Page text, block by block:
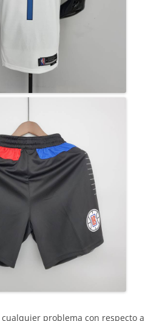
problema con respecto a